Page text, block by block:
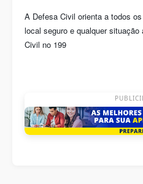
A Defesa Civil orienta a todos
local seguro e qualquer
Civil no 199